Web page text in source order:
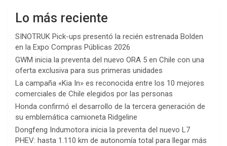
Lo más reciente
SINOTRUK Pick-ups presentó la recién estrenada Bolden
en la Expo Compras Públicas 2026
GWM inicia la preventa del nuevo ORA 5 en Chile con una
oferta exclusiva para sus primeras unidades
La campaña «Kia In» es reconocida entre los 10 mejores
comerciales de Chile elegidos por las personas
Honda confirmó el desarrollo de la tercera generación de
su emblemática camioneta Ridgeline
Dongfeng Indumotora inicia la preventa del nuevo L7
PHEV: hasta 1.110 km de autonomía total para llegar más